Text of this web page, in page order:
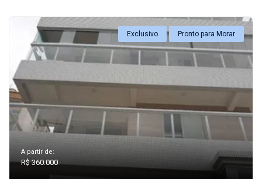
Exclusivo Pronto para Morar
A partir de:
R$ 360.000